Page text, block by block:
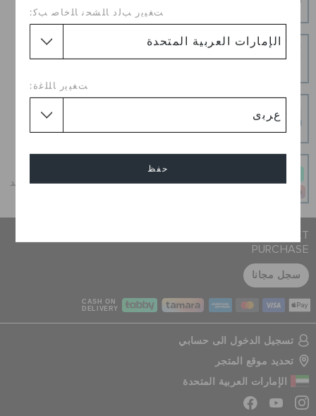
ﺖﻐﻴﻳﺭ ﺐﻟﺩ ﺎﻠﺸﺤﻧ ﺎﻠﺧﺎﺻ ﺐﻛ:
ﺖﻐﻴﻳﺭ ﺎﻠﻠﻏﺓ:
حفظ
إرجاع بدون عناء
أحصل على ما تحب اليوم وادفع على 4 دفعات بدون أي فوائد
JOIN CROCS CLUB & GET 15% OFF ON YOUR NEXT
PURCHASE
سجل مجانا
CASH ON
DELIVERY
تسجيل الدخول الى حسابي
تحديد موقع المتجر
الإمارات العربية المتحدة